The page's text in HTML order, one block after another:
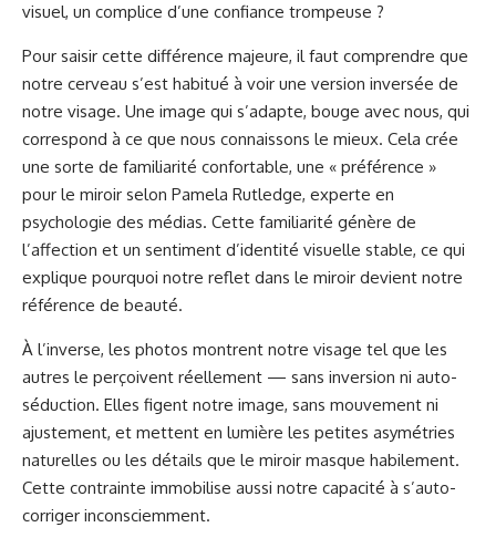
visuel, un complice d’une confiance trompeuse ?
Pour saisir cette différence majeure, il faut comprendre que
notre cerveau s’est habitué à voir une version inversée de
notre visage. Une image qui s’adapte, bouge avec nous, qui
correspond à ce que nous connaissons le mieux. Cela crée
une sorte de familiarité confortable, une « préférence »
pour le miroir selon Pamela Rutledge, experte en
psychologie des médias. Cette familiarité génère de
l’affection et un sentiment d’identité visuelle stable, ce qui
explique pourquoi notre reflet dans le miroir devient notre
référence de beauté.
À l’inverse, les photos montrent notre visage tel que les
autres le perçoivent réellement — sans inversion ni auto-
séduction. Elles figent notre image, sans mouvement ni
ajustement, et mettent en lumière les petites asymétries
naturelles ou les détails que le miroir masque habilement.
Cette contrainte immobilise aussi notre capacité à s’auto-
corriger inconsciemment.